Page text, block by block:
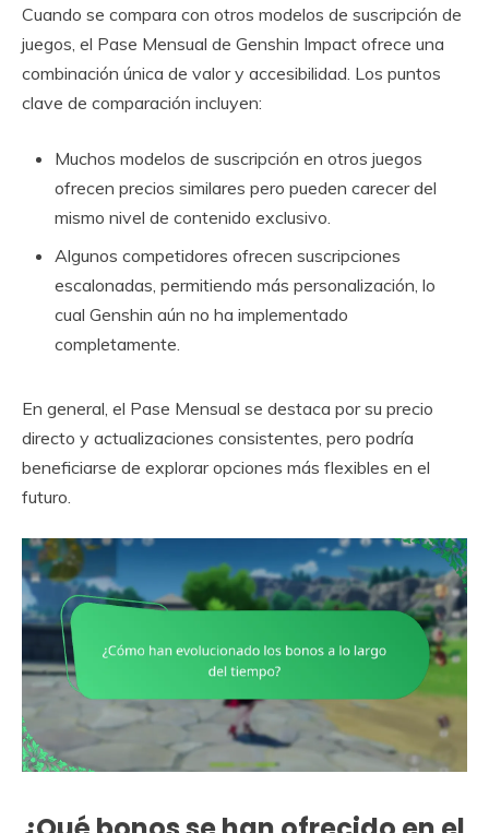
Cuando se compara con otros modelos de suscripción de
juegos, el Pase Mensual de Genshin Impact ofrece una
combinación única de valor y accesibilidad. Los puntos
clave de comparación incluyen:
Muchos modelos de suscripción en otros juegos
ofrecen precios similares pero pueden carecer del
mismo nivel de contenido exclusivo.
Algunos competidores ofrecen suscripciones
escalonadas, permitiendo más personalización, lo
cual Genshin aún no ha implementado
completamente.
En general, el Pase Mensual se destaca por su precio
directo y actualizaciones consistentes, pero podría
beneficiarse de explorar opciones más flexibles en el
futuro.